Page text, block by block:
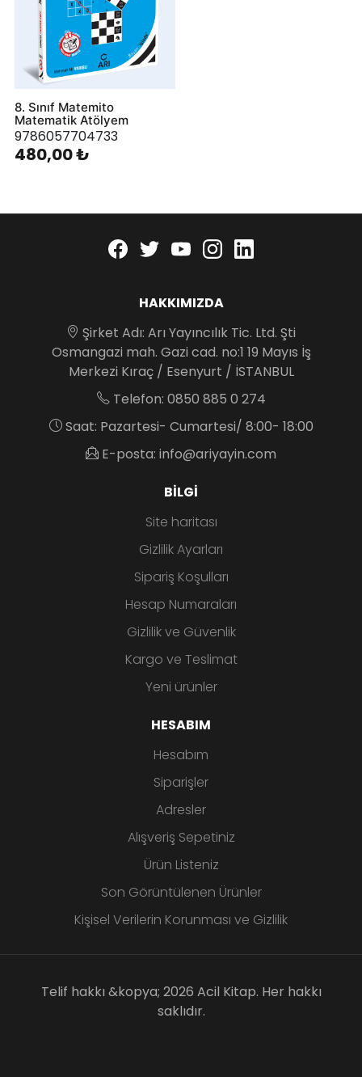
8. Sınıf Matemito
Matematik Atölyem
9786057704733
480,00 ₺
Facebook
twitteryoutubeinstagram
HAKKIMIZDA
Şirket Adı: Arı Yayıncılık Tic. Ltd. Şti
Osmangazi mah. Gazi cad. no:1 19 Mayıs İş
Merkezi Kıraç / Esenyurt / İSTANBUL
Telefon: 0850 885 0 274
Saat: Pazartesi- Cumartesi/ 8:00- 18:00
E-posta: info@ariyayin.com
BILGI
Site haritası
Gizlilik Ayarları
Sipariş Koşulları
Hesap Numaraları
Gizlilik ve Güvenlik
Kargo ve Teslimat
Yeni ürünler
HESABIM
Hesabım
Siparişler
Adresler
Alışveriş Sepetiniz
Ürün Listeniz
Son Görüntülenen Ürünler
Kişisel Verilerin Korunması ve Gizlilik
Telif hakkı &kopya; 2026 Acil Kitap. Her hakkı
saklıdır.